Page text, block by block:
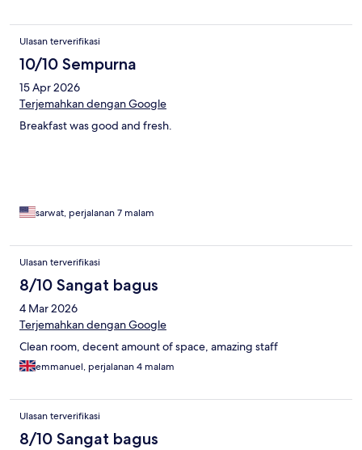
Ulasan terverifikasi
10/10 Sempurna
15 Apr 2026
Terjemahkan dengan Google
Breakfast was good and fresh.
sarwat, perjalanan 7 malam
Ulasan terverifikasi
8/10 Sangat bagus
4 Mar 2026
Terjemahkan dengan Google
Clean room, decent amount of space, amazing staff
emmanuel, perjalanan 4 malam
Ulasan terverifikasi
8/10 Sangat bagus